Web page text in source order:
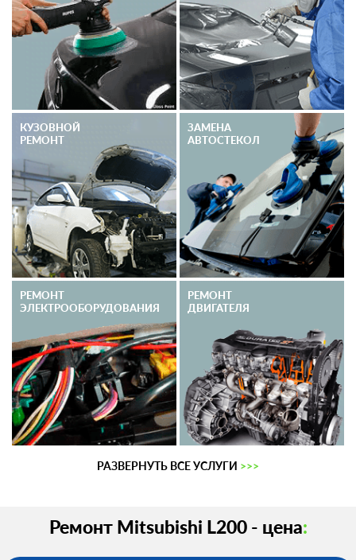
КУЗОВНОЙ
РЕМОНТ
ЗАМЕНА
АВТОСТЕКОЛ
РЕМОНТ
ЭЛЕКТРО­ОБОРУДОВАНИЯ
РЕМОНТ
ДВИГАТЕЛЯ
РАЗВЕРНУТЬ ВСЕ УСЛУГИ >>>
Ремонт Mitsubishi L200 - цена: